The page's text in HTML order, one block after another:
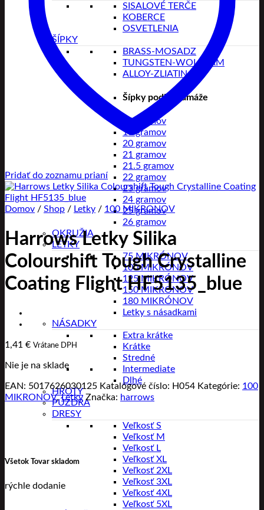
SISALOVÉ TERČE
KOBERCE
OSVETLENIA
ŠÍPKY
BRASS-MOSADZ
TUNGSTEN-WOLFRAM
ALLOY-ZLIATINA
Šípky podľa gramáže
18 gramov
19 gramov
20 gramov
21 gramov
21.5 gramov
22 gramov
23 gramov
24 gramov
25 gramov
26 gramov
OKRUŽIA
LETKY
75 MIKRÓNOV
100 MIKRÓNOV
125 MIKRÓNOV
150 MIKRONOV
180 MIKRÓNOV
Letky s násadkami
NÁSADKY
Extra krátke
Krátke
Stredné
Intermediate
Dlhé
HROTY
PÚZDRA
DRESY
Veľkosť S
Veľkosť M
Veľkosť L
Veľkosť XL
Veľkosť 2XL
Veľkosť 3XL
Veľkosť 4XL
Veľkosť 5XL
Pridať do zoznamu prianí
Domov / Shop / Letky / 100 MIKRONOV
Harrows Letky Silika
Colourshift Tough Crystalline
Coating Flight HF5135_blue
1,41 € Vrátane DPH
Nie je na sklade
EAN: 5017626030125 Katalógové číslo: H054 Kategórie: 100
MIKRONOV,Letky Značka: harrows
Všetok Tovar skladom
rýchle dodanie